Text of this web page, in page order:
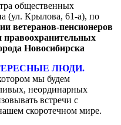
общественных
(ул. Крылова, 61-а), по
ветеранов-пенсионеров
Новосибирска
ЛЮДИ.
мы будем
неординарных
встречи с
скоротечном мире.